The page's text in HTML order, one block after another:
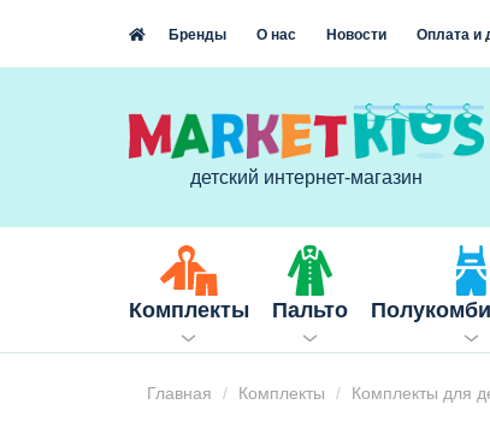
Бренды О нас Новости Оплата и
детский интернет-магазин
Комплекты Пальто
Главная Комплекты Комплекты для